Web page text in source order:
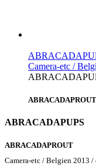
Camera-etc /
ABRACADAPROUT
ABRACADAPUPS
ABRACADAPROUT
Camera-etc / Belgien 2013